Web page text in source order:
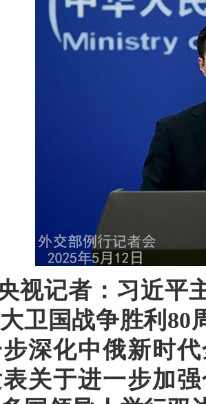
视记者：习近平
卫国战争胜利80
深化中俄新时
关于进一步加